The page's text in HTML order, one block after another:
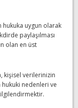
hukuka uygun olarak
paylaşılması
olan en üst
kişisel verilerinizin
nedenleri ve